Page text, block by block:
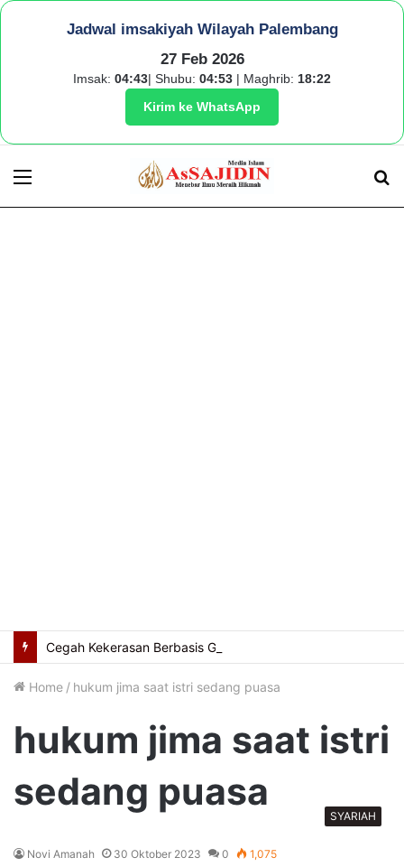
Jadwal imsakiyah Wilayah Palembang
27 Feb 2026
Imsak: 04:43| Shubu: 04:53 | Maghrib: 18:22
Kirim ke WhatsApp
Menu
Home / hukum jima saat istri sedang puasa
hukum jima saat istri
sedang puasa
SYARIAH
Novi Amanah 30 Oktober 2023 0 1,075